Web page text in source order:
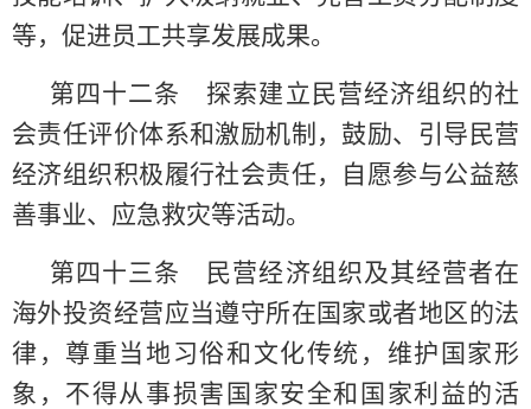
等，促进员工共享发展成果。
第四十二条 探索建立民营经济组织的社
会责任评价体系和激励机制，鼓励、引导民营
经济组织积极履行社会责任，自愿参与公益慈
善事业、应急救灾等活动。
第四十三条 民营经济组织及其经营者在
海外投资经营应当遵守所在国家或者地区的法
律，尊重当地习俗和文化传统，维护国家形
象，不得从事损害国家安全和国家利益的活